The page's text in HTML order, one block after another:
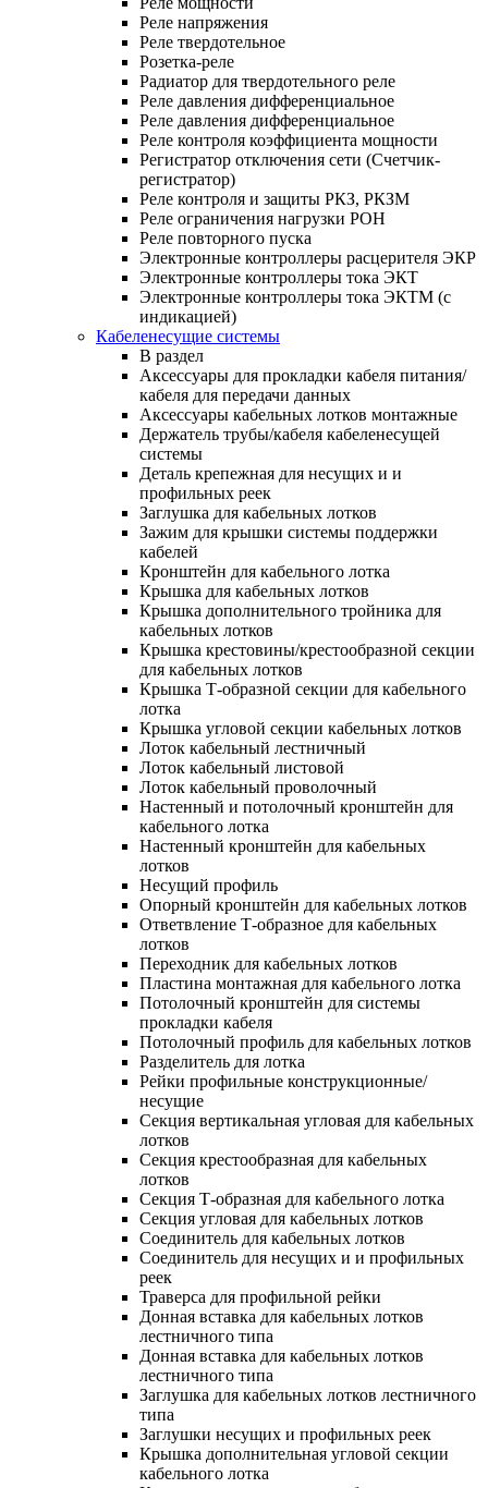
Реле напряжения
Реле твердотельное
Розетка-реле
Радиатор для твердотельного реле
Реле давления дифференциальное
Реле давления дифференциальное
Реле контроля коэффициента мощности
Регистратор отключения сети (Счетчик-
регистратор)
Реле контроля и защиты РКЗ, РКЗМ
Реле ограничения нагрузки РОН
Реле повторного пуска
Электронные контроллеры расцерителя ЭКР
Электронные контроллеры тока ЭКТ
Электронные контроллеры тока ЭКТМ (с
индикацией)
Кабеленесущие системы
В раздел
Аксессуары для прокладки кабеля питания/
кабеля для передачи данных
Аксессуары кабельных лотков монтажные
Держатель трубы/кабеля кабеленесущей
системы
Деталь крепежная для несущих и и
профильных реек
Заглушка для кабельных лотков
Зажим для крышки системы поддержки
кабелей
Кронштейн для кабельного лотка
Крышка для кабельных лотков
Крышка дополнительного тройника для
кабельных лотков
Крышка крестовины/крестообразной секции
для кабельных лотков
Крышка Т-образной секции для кабельного
лотка
Крышка угловой секции кабельных лотков
Лоток кабельный лестничный
Лоток кабельный листовой
Лоток кабельный проволочный
Настенный и потолочный кронштейн для
кабельного лотка
Настенный кронштейн для кабельных
лотков
Несущий профиль
Опорный кронштейн для кабельных лотков
Ответвление Т-образное для кабельных
лотков
Переходник для кабельных лотков
Пластина монтажная для кабельного лотка
Потолочный кронштейн для системы
прокладки кабеля
Потолочный профиль для кабельных лотков
Разделитель для лотка
Рейки профильные конструкционные/
несущие
Секция вертикальная угловая для кабельных
лотков
Секция крестообразная для кабельных
лотков
Секция Т-образная для кабельного лотка
Секция угловая для кабельных лотков
Соединитель для кабельных лотков
Соединитель для несущих и и профильных
реек
Траверса для профильной рейки
Донная вставка для кабельных лотков
лестничного типа
Донная вставка для кабельных лотков
лестничного типа
Заглушка для кабельных лотков лестничного
типа
Заглушки несущих и профильных реек
Крышка дополнительная угловой секции
кабельного лотка